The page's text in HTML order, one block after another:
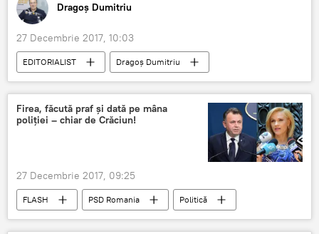
Dragoș Dumitriu
27 Decembrie 2017, 10:03
EDITORIALIST
Dragoș Dumitriu
România
Firea, făcută praf și dată pe mâna
poliției – chiar de Crăciun!
27 Decembrie 2017, 09:25
FLASH PSD Romania
Politică
București
Gabriela Firea Crăciun